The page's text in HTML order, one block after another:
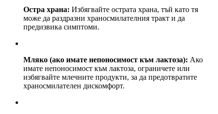
Остра храна: Избягвайте острата храна, тъй като тя
може да раздразни храносмилателния тракт и да
предизвика симптоми.
Мляко (ако имате непоносимост към лактоза): Ако
имате непоносимост към лактоза, ограничете или
избягвайте млечните продукти, за да предотвратите
храносмилателен дискомфорт.